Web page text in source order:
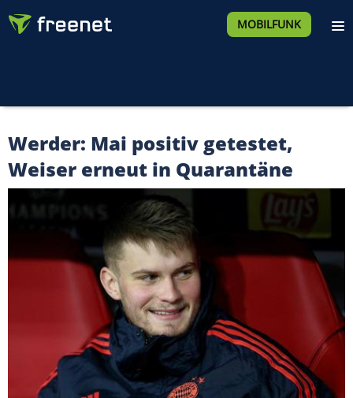
MOBILFUNK
Werder: Mai positiv getestet,
Weiser erneut in Quarantäne